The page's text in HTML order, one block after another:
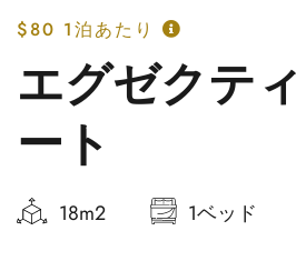
$80 1泊あたり
エグゼクテ
ート
18m2 1ベッド